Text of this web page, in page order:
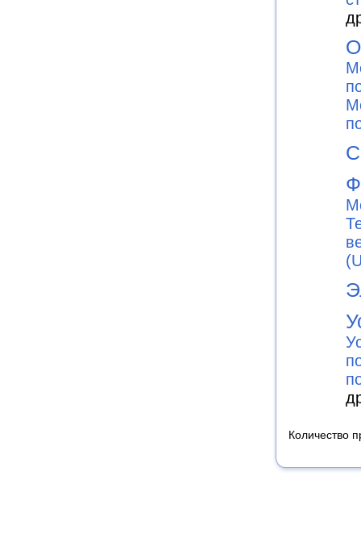
Количество